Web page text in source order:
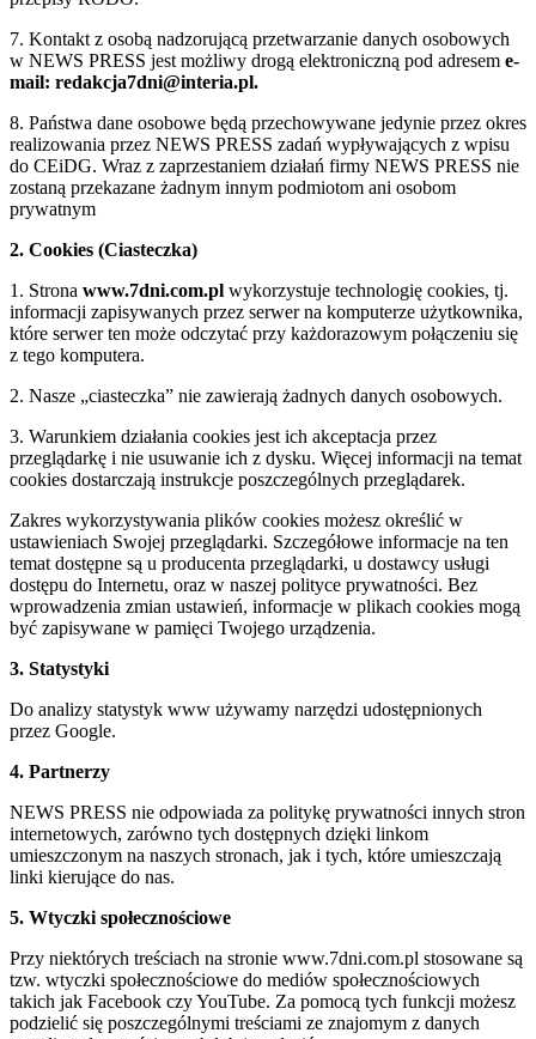
7. Kontakt z osobą nadzorującą przetwarzanie danych osobowych
w NEWS PRESS jest możliwy drogą elektroniczną pod adresem e-
mail: redakcja7dni@interia.pl.
8. Państwa dane osobowe będą przechowywane jedynie przez okres
realizowania przez NEWS PRESS zadań wypływających z wpisu
do CEiDG. Wraz z zaprzestaniem działań firmy NEWS PRESS nie
zostaną przekazane żadnym innym podmiotom ani osobom
prywatnym
2. Cookies (Ciasteczka)
1. Strona www.7dni.com.pl wykorzystuje technologię cookies, tj.
informacji zapisywanych przez serwer na komputerze użytkownika,
które serwer ten może odczytać przy każdorazowym połączeniu się
z tego komputera.
2. Nasze „ciasteczka” nie zawierają żadnych danych osobowych.
3. Warunkiem działania cookies jest ich akceptacja przez
przeglądarkę i nie usuwanie ich z dysku. Więcej informacji na temat
cookies dostarczają instrukcje poszczególnych przeglądarek.
Zakres wykorzystywania plików cookies możesz określić w
ustawieniach Swojej przeglądarki. Szczegółowe informacje na ten
temat dostępne są u producenta przeglądarki, u dostawcy usługi
dostępu do Internetu, oraz w naszej polityce prywatności. Bez
wprowadzenia zmian ustawień, informacje w plikach cookies mogą
być zapisywane w pamięci Twojego urządzenia.
3. Statystyki
Do analizy statystyk www używamy narzędzi udostępnionych
przez Google.
4. Partnerzy
NEWS PRESS nie odpowiada za politykę prywatności innych stron
internetowych, zarówno tych dostępnych dzięki linkom
umieszczonym na naszych stronach, jak i tych, które umieszczają
linki kierujące do nas.
5. Wtyczki społecznościowe
Przy niektórych treściach na stronie www.7dni.com.pl stosowane są
tzw. wtyczki społecznościowe do mediów społecznościowych
takich jak Facebook czy YouTube. Za pomocą tych funkcji możesz
podzielić się poszczególnymi treściami ze znajomym z danych